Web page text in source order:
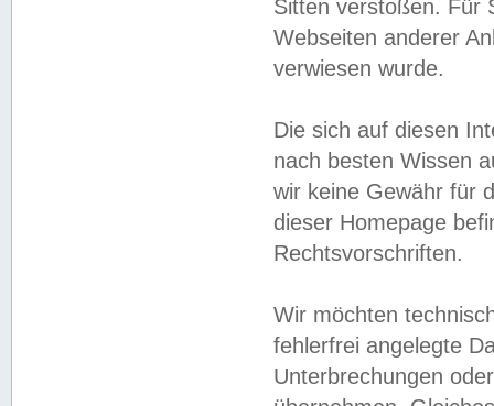
Sitten verstoßen. Für
Webseiten anderer
verwiesen wurde.
Die sich auf diesen
nach besten Wissen
wir keine Gewähr für
dieser Homepage
Rechtsvorschriften.
Wir möchten
fehlerfrei angelegte
Unterbrechungen